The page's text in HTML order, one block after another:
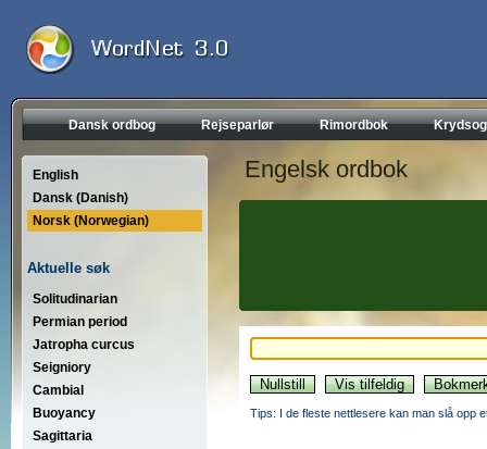
Dansk ordbog Rejseparlør Rimordbok
English
Dansk (Danish)
Norsk (Norwegian)
Aktuelle søk
Solitudinarian
Permian period
Jatropha curcus
Seigniory
Cambial
Buoyancy
Sagittaria
Engelsk ordbok
Tips: I de fleste nettlesere kan man slå opp